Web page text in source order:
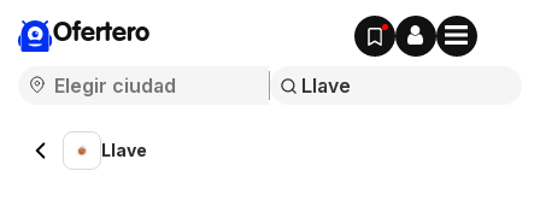
Ofertero
Llave